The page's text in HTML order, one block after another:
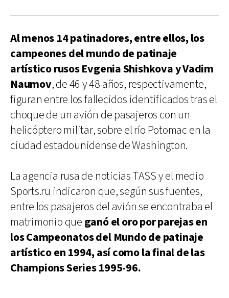
Al menos 14 patinadores, entre ellos, los
campeones del mundo de patinaje
artístico rusos Evgenia Shishkova y Vadim
Naumov, de 46 y 48 años, respectivamente,
figuran entre los fallecidos identificados tras el
choque de un avión de pasajeros con un
helicóptero militar, sobre el río Potomac en la
ciudad estadounidense de Washington.
La agencia rusa de noticias TASS y el medio
Sports.ru indicaron que, según sus fuentes,
entre los pasajeros del avión se encontraba el
matrimonio que ganó el oro por parejas en
los Campeonatos del Mundo de patinaje
artístico en 1994, así como la final de las
Champions Series 1995-96.